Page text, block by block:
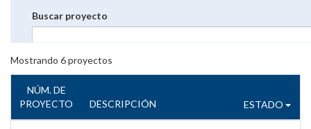
Buscar proyecto
Mostrando 6proyectos
NÚM. DE
PROYECTO
DESCRIPCIÓN ESTADO